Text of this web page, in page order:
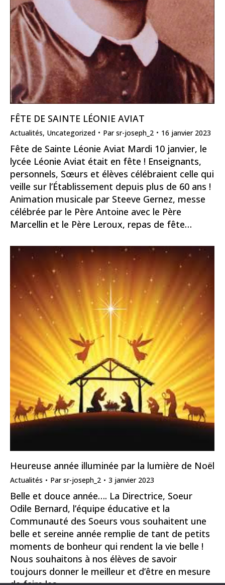
FÊTE DE SAINTE LÉONIE AVIAT
Actualités, Uncategorized Parsr-joseph_2 16 janvier 2023
Fête de Sainte Léonie Aviat Mardi 10 janvier, le
lycée Léonie Aviat était en fête ! Enseignants,
personnels, Sœurs et élèves célébraient celle qui
veille sur l’Établissement depuis plus de 60 ans !
Animation musicale par Steeve Gernez, messe
célébrée par le Père Antoine avec le Père
Marcellin et le Père Leroux, repas de fête…
Heureuse année illuminée par la lumière de Noël
Actualités Parsr-joseph_2 3 janvier 2023
Belle et douce année…. La Directrice, Soeur
Odile Bernard, l’équipe éducative et la
Communauté des Soeurs vous souhaitent une
belle et sereine année remplie de tant de petits
moments de bonheur qui rendent la vie belle !
Nous souhaitons à nos élèves de savoir
toujours donner le meilleur et d’être en mesure